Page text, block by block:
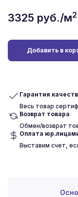
3325 руб./м2
Добавить в
Гарантия
Весь товар
Возврат товара
Обмен/возврат
Оплата
Выставим счет,